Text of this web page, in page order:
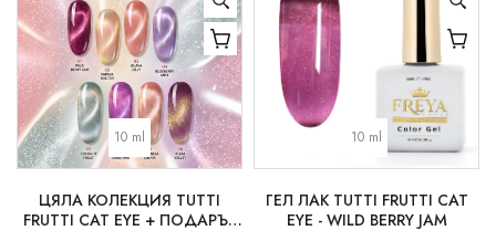
10 ml
ЦЯЛА КОЛЕКЦИЯ TUTTI
FRUTTI CAT EYE + ПОДАРЪК
10 ml
ГЕЛ ЛАК TUTTI FRUTTI CAT
EYE - WILD BERRY JAM